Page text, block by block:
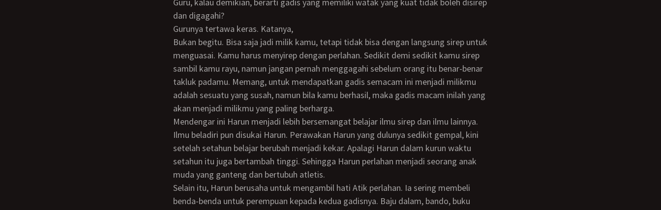
dan digagahi?
Gurunya tertawa keras. Katanya,
Bukan begitu. Bisa saja jadi milik kamu, tetapi tidak bisa dengan langsung sirep untuk
menguasai. Kamu harus menyirep dengan perlahan. Sedikit demi sedikit kamu sirep
sambil kamu rayu, namun jangan pernah menggagahi sebelum orang itu benar-benar
takluk padamu. Memang, untuk mendapatkan gadis semacam ini menjadi milikmu
adalah sesuatu yang susah, namun bila kamu berhasil, maka gadis macam inilah yang
akan menjadi milikmu yang paling berharga.
Mendengar ini Harun menjadi lebih bersemangat belajar ilmu sirep dan ilmu lainnya.
Ilmu beladiri pun disukai Harun. Perawakan Harun yang dulunya sedikit gempal, kini
setelah setahun belajar berubah menjadi kekar. Apalagi Harun dalam kurun waktu
setahun itu juga bertambah tinggi. Sehingga Harun perlahan menjadi seorang anak
muda yang ganteng dan bertubuh atletis.
Selain itu, Harun berusaha untuk mengambil hati Atik perlahan. Ia sering membeli
benda-benda untuk perempuan kepada kedua gadisnya. Baju dalam, bando, buku